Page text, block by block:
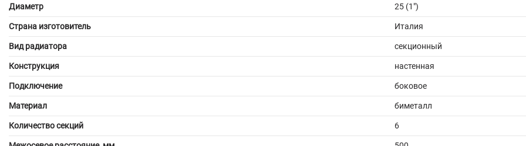
Диаметр 25 (1")
Страна изготовитель Италия
Вид радиатора секционный
Конструкция настенная
Подключение боковое
Материал биметалл
Количество секций 6